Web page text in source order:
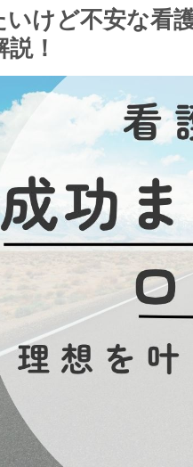
いけど不安な
！